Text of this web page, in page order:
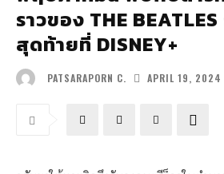
ราวของ THE
สุดท้ายที่ DISNEY+
PATSARAPORN C. APRIL 19, 2024